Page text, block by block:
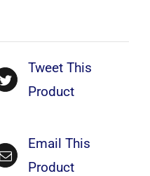
Tweet This
Product
Email This
Product